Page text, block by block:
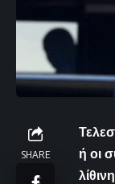
SHARE
ή οι